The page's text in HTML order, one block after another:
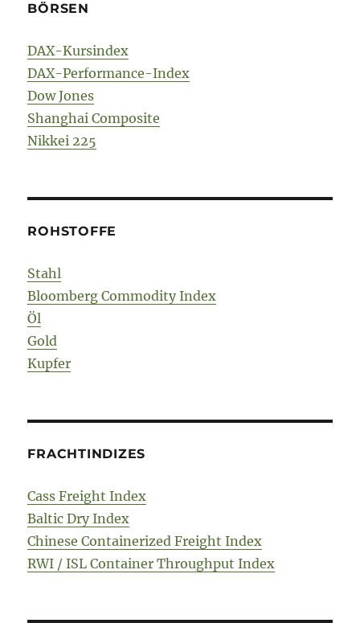
BÖRSEN
DAX-Kursindex
DAX-Performance-Index
Dow Jones
Shanghai Composite
Nikkei 225
ROHSTOFFE
Stahl
Bloomberg Commodity Index
Öl
Gold
Kupfer
FRACHTINDIZES
Cass Freight Index
Baltic Dry Index
Chinese Containerized Freight Index
RWI / ISL Container Throughput Index